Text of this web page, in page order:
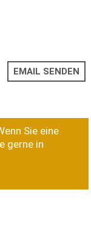
EMAIL SENDEN
Sie eine
gerne in